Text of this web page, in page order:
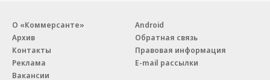
О «Коммерсанте»
Архив
Контакты
Реклама
Вакансии
Android
Обратная связь
Правовая информация
E-mail рассылки